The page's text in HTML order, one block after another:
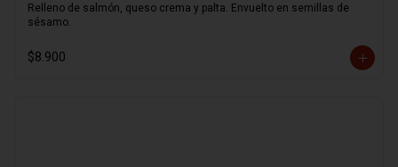
Relleno de salmón, queso crema y palta. Envuelto en semillas de
sésamo.
$8.900